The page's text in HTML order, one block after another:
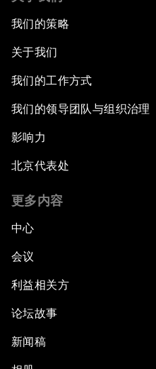
我们的策略
关于我们
我们的工作方式
我们的领导团队与组织治理
影响力
北京代表处
更多内容
中心
会议
利益相关方
论坛故事
新闻稿